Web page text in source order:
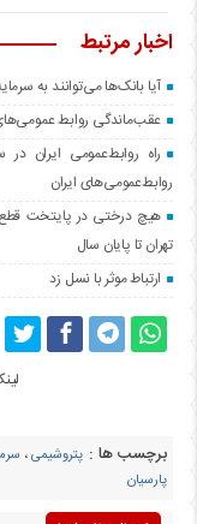
اخبار مرتبط
آیا بانک‌ها می‌توانند به
عقب‌ماندگی روابط
راه روابط‌عمومی ایران
روابط‌عمومی‌های ایران
تهران تا پایان سال
ارتباط موثر با نسل زد
برچسب ها : پتروشیمی،
پارسیان